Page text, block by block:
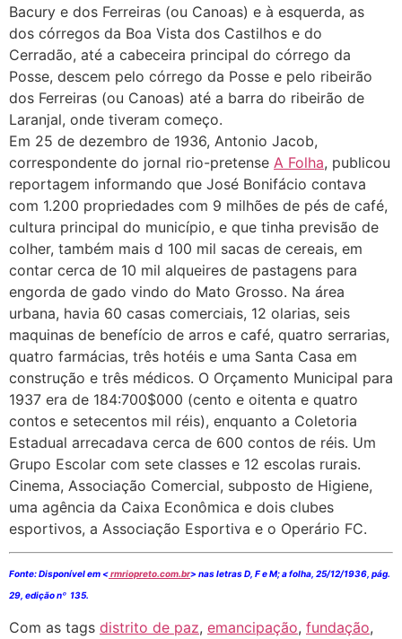
Bacury e dos Ferreiras (ou Canoas) e à esquerda, as
dos córregos da Boa Vista dos Castilhos e do
Cerradão, até a cabeceira principal do córrego da
Posse, descem pelo córrego da Posse e pelo ribeirão
dos Ferreiras (ou Canoas) até a barra do ribeirão de
Laranjal, onde tiveram começo.
Em 25 de dezembro de 1936, Antonio Jacob,
correspondente do jornal rio-pretense A Folha, publicou
reportagem informando que José Bonifácio contava
com 1.200 propriedades com 9 milhões de pés de café,
cultura principal do município, e que tinha previsão de
colher, também mais d 100 mil sacas de cereais, em
contar cerca de 10 mil alqueires de pastagens para
engorda de gado vindo do Mato Grosso. Na área
urbana, havia 60 casas comerciais, 12 olarias, seis
maquinas de benefício de arros e café, quatro serrarias,
quatro farmácias, três hotéis e uma Santa Casa em
construção e três médicos. O Orçamento Municipal para
1937 era de 184:700$000 (cento e oitenta e quatro
contos e setecentos mil réis), enquanto a Coletoria
Estadual arrecadava cerca de 600 contos de réis. Um
Grupo Escolar com sete classes e 12 escolas rurais.
Cinema, Associação Comercial, subposto de Higiene,
uma agência da Caixa Econômica e dois clubes
esportivos, a Associação Esportiva e o Operário FC.
Fonte: Disponível em <rmriopreto.com.br> nas letras D, F e M; a folha, 25/12/1936, pág.
29, edição nº 135.
Com as tags distrito de paz, emancipação, fundação,